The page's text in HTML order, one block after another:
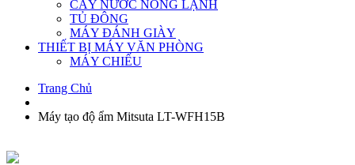
CÂY NƯỚC NÓNG LẠNH
TỦ ĐÔNG
MÁY ĐÁNH GIÀY
THIẾT BỊ MÁY VĂN PHÒNG
MÁY CHIẾU
Trang Chủ
Máy tạo độ ẩm Mitsuta LT-WFH15B